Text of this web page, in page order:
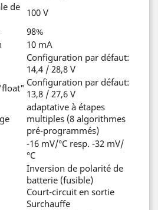
de 100 V
98%
10 mA
Configuration par défaut:
14,4 / 28,8 V
Configuration par défaut:
13,8 / 27,6 V
adaptative à étapes
multiples (8 algorithmes
pré-programmés)
-16 mV/°C resp. -32 mV/
°C
Inversion de polarité de
batterie (fusible)
Court-circuit en sortie
Surchauffe